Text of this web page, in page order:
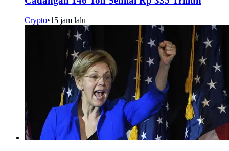
Crypto•15 jam lalu